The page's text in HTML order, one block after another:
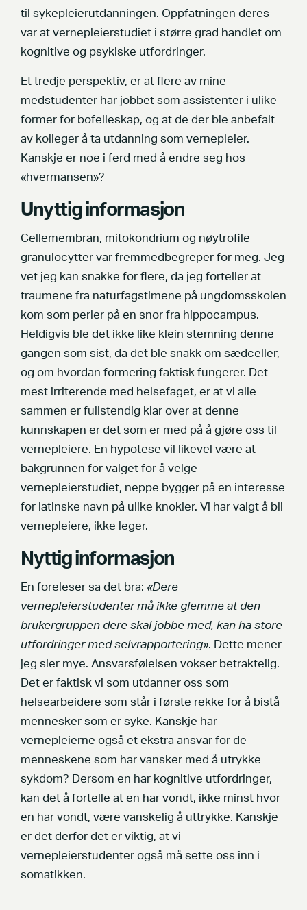
til sykepleierutdanningen. Oppfatningen deres
var at vernepleierstudiet i større grad handlet om
kognitive og psykiske utfordringer.
Et tredje perspektiv, er at flere av mine
medstudenter har jobbet som assistenter i ulike
former for bofelleskap, og at de der ble anbefalt
av kolleger å ta utdanning som vernepleier.
Kanskje er noe i ferd med å endre seg hos
«hvermansen»?
Unyttig informasjon
Cellemembran, mitokondrium og nøytrofile
granulocytter var fremmedbegreper for meg. Jeg
vet jeg kan snakke for flere, da jeg forteller at
traumene fra naturfagstimene på ungdomsskolen
kom som perler på en snor fra hippocampus.
Heldigvis ble det ikke like klein stemning denne
gangen som sist, da det ble snakk om sædceller,
og om hvordan formering faktisk fungerer. Det
mest irriterende med helsefaget, er at vi alle
sammen er fullstendig klar over at denne
kunnskapen er det som er med på å gjøre oss til
vernepleiere. En hypotese vil likevel være at
bakgrunnen for valget for å velge
vernepleierstudiet, neppe bygger på en interesse
for latinske navn på ulike knokler. Vi har valgt å bli
vernepleiere, ikke leger.
Nyttig informasjon
En foreleser sa det bra: «Dere
vernepleierstudenter må ikke glemme at den
brukergruppen dere skal jobbe med, kan ha store
utfordringer med selvrapportering». Dette mener
jeg sier mye. Ansvarsfølelsen vokser betraktelig.
Det er faktisk vi som utdanner oss som
helsearbeidere som står i første rekke for å bistå
mennesker som er syke. Kanskje har
vernepleierne også et ekstra ansvar for de
menneskene som har vansker med å utrykke
sykdom? Dersom en har kognitive utfordringer,
kan det å fortelle at en har vondt, ikke minst hvor
en har vondt, være vanskelig å uttrykke. Kanskje
er det derfor det er viktig, at vi
vernepleierstudenter også må sette oss inn i
somatikken.